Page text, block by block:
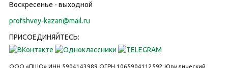
Воскресенье - выходной
profshvey-kazan@mail.ru
ПРИСОЕДИНЯЙТЕСЬ:
ООО «ПШО» ИНН 5904143989 ОГРН 1065904112592 Юридический